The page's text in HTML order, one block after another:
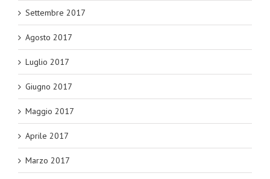
Settembre 2017
Agosto 2017
Luglio 2017
Giugno 2017
Maggio 2017
Aprile 2017
Marzo 2017